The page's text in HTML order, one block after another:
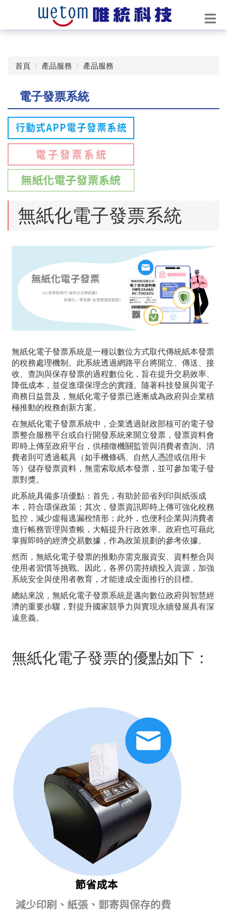
首頁 產品服務 產品服務
電子發票系統
無紙化電子發票系統
無紙化電子發票系統是一種以數位方式取代傳統紙本發票
的稅務處理機制。此系統透過網路平台將開立、傳送、接
收、查詢與保存發票的過程數位化，旨在提升交易效率、
降低成本，並促進環保理念的實踐。隨著科技發展與電子
商務日益普及，無紙化電子發票已逐漸成為政府與企業積
極推動的稅務創新方案。
在無紙化電子發票系統中，企業透過財政部核可的電子發
票整合服務平台或自行開發系統來開立發票，發票資料會
即時上傳至政府平台，供稽徵機關監管與消費者查詢。消
費者則可透過載具（如手機條碼、自然人憑證或信用卡
等）儲存發票資料，無需索取紙本發票，並可參加電子發
票對獎。
此系統具備多項優點：首先，有助於節省列印與紙張成
本，符合環保政策；其次，發票資訊即時上傳可強化稅務
監控，減少虛報逃漏稅情形；此外，也便利企業與消費者
進行帳務管理與查帳，大幅提升行政效率。政府也可藉此
掌握即時的經濟交易數據，作為政策規劃的參考依據。
然而，無紙化電子發票的推動亦需克服資安、資料整合與
使用者習慣等挑戰。因此，各界仍需持續投入資源，加強
系統安全與使用者教育，才能達成全面推行的目標。
總結來說，無紙化電子發票系統是邁向數位政府與智慧經
濟的重要步驟，對提升國家競爭力與實現永續發展具有深
遠意義。
無紙化電子發票的優點如下：